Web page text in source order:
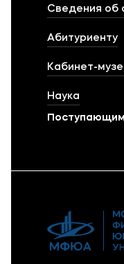
Сведения об
Абитуриенту
Кабинет-
Наука
Поступающим